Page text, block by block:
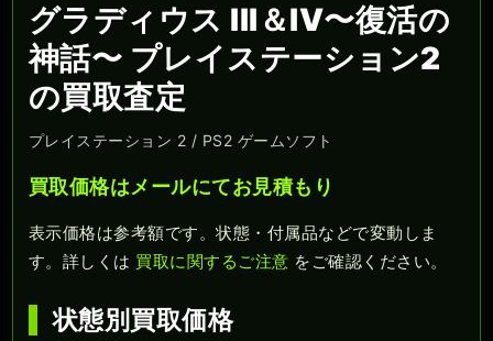
グラディウス III＆IV〜復活の
神話〜 プレイステーション2
の買取査定
プレイステーション 2 / PS2 ゲームソフト
買取価格はメールにてお見積もり
表示価格は参考額です。状態・付属品などで変動しま
す。詳しくは 買取に関するご注意 をご確認ください。
状態別買取価格